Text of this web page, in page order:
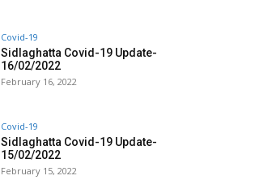
Covid-19
Sidlaghatta Covid-19 Update-
16/02/2022
February 16, 2022
Covid-19
Sidlaghatta Covid-19 Update-
15/02/2022
February 15, 2022